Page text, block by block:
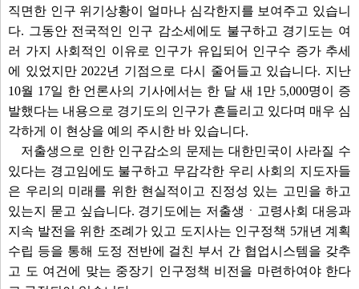
직면한 인구 위기상황이 얼마나 심각한지를 보여주고 있습니
다. 그동안 전국적인 인구 감소세에도 불구하고 경기도는 여
러 가지 사회적인 이유로 인구가 유입되어 인구수 증가 추세
에 있었지만 2022년 기점으로 다시 줄어들고 있습니다. 지난
10월 17일 한 언론사의 기사에서는 한 달 새 1만 5,000명이 증
발했다는 내용으로 경기도의 인구가 흔들리고 있다며 매우 심
각하게 이 현상을 예의 주시한 바 있습니다.
저출생으로 인한 인구감소의 문제는 대한민국이 사라질 수
있다는 경고임에도 불구하고 무감각한 우리 사회의 지도자들
은 우리의 미래를 위한 현실적이고 진정성 있는 고민을 하고
있는지 묻고 싶습니다. 경기도에는 저출생ㆍ고령사회 대응과
지속 발전을 위한 조례가 있고 도지사는 인구정책 5개년 계획
수립 등을 통해 도정 전반에 걸친 부서 간 협업시스템을 갖추
고 도 여건에 맞는 중장기 인구정책 비전을 마련하여야 한다